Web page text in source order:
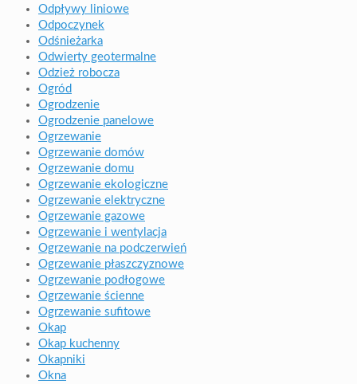
Odpływy liniowe
Odpoczynek
Odśnieżarka
Odwierty geotermalne
Odzież robocza
Ogród
Ogrodzenie
Ogrodzenie panelowe
Ogrzewanie
Ogrzewanie domów
Ogrzewanie domu
Ogrzewanie ekologiczne
Ogrzewanie elektryczne
Ogrzewanie gazowe
Ogrzewanie i wentylacja
Ogrzewanie na podczerwień
Ogrzewanie płaszczyznowe
Ogrzewanie podłogowe
Ogrzewanie ścienne
Ogrzewanie sufitowe
Okap
Okap kuchenny
Okapniki
Okna